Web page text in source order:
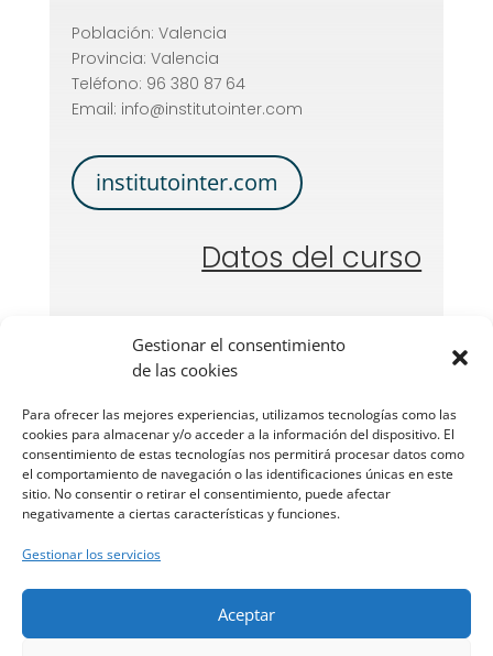
Gestionar el consentimiento
de las cookies
Para ofrecer las mejores experiencias, utilizamos tecnologías como las
cookies para almacenar y/o acceder a la información del dispositivo. El
consentimiento de estas tecnologías nos permitirá procesar datos como
el comportamiento de navegación o las identificaciones únicas en este
sitio. No consentir o retirar el consentimiento, puede afectar
negativamente a ciertas características y funciones.
Gestionar los servicios
Aceptar
Población: Valencia
Provincia: Valencia
Teléfono: 96 380 87 64
Email: info@institutointer.com
institutointer.com
Datos del curso
Modalidad: Presencial